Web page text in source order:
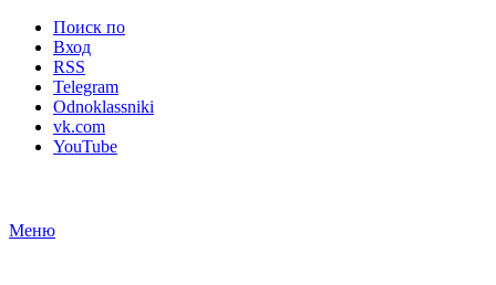
Поиск по
Вход
RSS
Telegram
Odnoklassniki
vk.com
YouTube
Меню